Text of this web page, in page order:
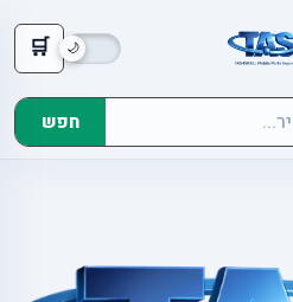
🛒
חפש